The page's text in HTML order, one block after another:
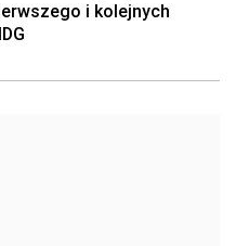
i kolejnych